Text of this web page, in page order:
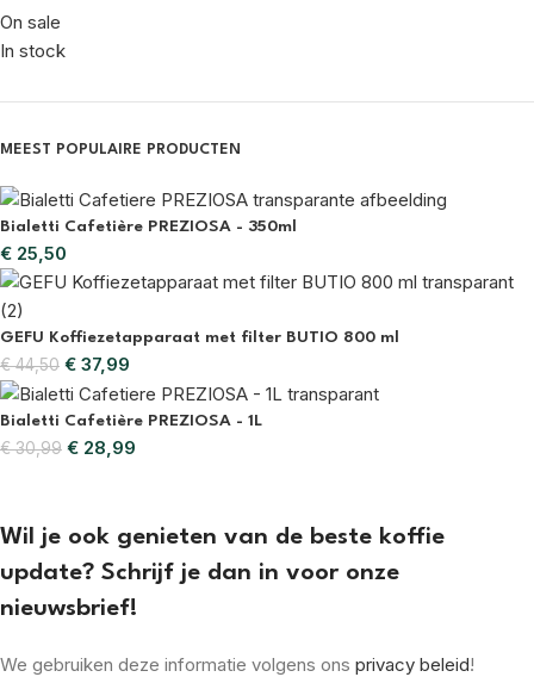
On sale
In stock
MEEST POPULAIRE PRODUCTEN
Bialetti Cafetière PREZIOSA - 350ml
€ 25,50
GEFU Koffiezetapparaat met filter BUTIO 800 ml
€44,50 € 37,99
Bialetti Cafetière PREZIOSA - 1L
€30,99 € 28,99
Wil je ook genieten van de beste koffie
update? Schrijf je dan in voor onze
nieuwsbrief!
We gebruiken deze informatie volgens ons privacy beleid!